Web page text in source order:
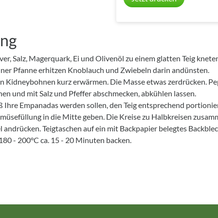
Salz, Magerquark, Ei und Olivenöl zu einem glatten Teig
Pfanne erhitzen Knoblauch und Zwiebeln darin andünsten.
Kidneybohnen kurz erwärmen. Die Masse etwas zerdrücken.
und mit Salz und Pfeffer abschmecken, abkühlen lassen.
Ihre Empanadas werden sollen, den Teig entsprechend
in die Mitte geben. Die Kreise zu Halbkreisen
andrücken. Teigtaschen auf ein mit Backpapier belegtes
- 200°C ca. 15 - 20 Minuten backen.